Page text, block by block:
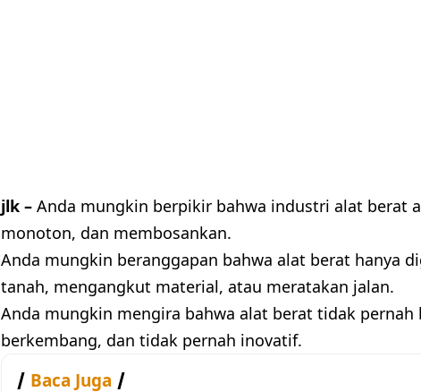
jlk – Anda mungkin berpikir bahwa industri alat berat
monoton, dan membosankan.
Anda mungkin beranggapan bahwa alat berat hanya
tanah, mengangkut material, atau meratakan jalan.
Anda mungkin mengira bahwa alat berat tidak pernah
berkembang, dan tidak pernah inovatif.
Baca Juga